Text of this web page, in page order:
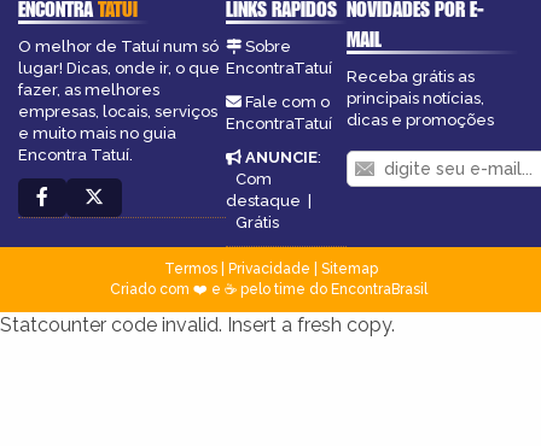
ENCONTRATATUÍ
O melhor de Tatuí num só
lugar! Dicas, onde ir, o que
fazer, as melhores
empresas, locais, serviços
e muito mais no guia
Encontra Tatuí.
LINKS RÁPIDOS
Sobre
EncontraTatuí
Fale com o
EncontraTatuí
ANUNCIE:
Com
destaque |
Grátis
NOVIDADES POR E-
MAIL
Receba grátis as
principais notícias,
dicas e promoções
Termos| Privacidade
Sitemap
Criado com ❤️ e ☕ pelo time do EncontraBrasil
Statcounter code invalid. Insert a fresh copy.